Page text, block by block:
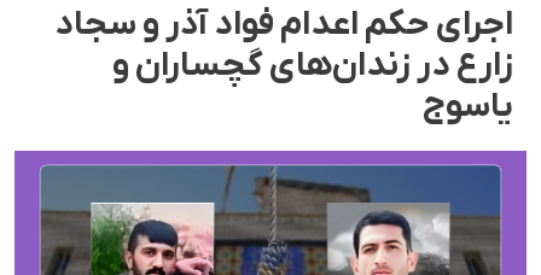
اجرای حکم اعدام فواد آذر و سجاد
زارع در زندان‌های گچساران و
یاسوج